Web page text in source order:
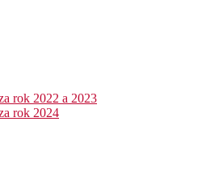
rok 2022 a 2023
rok 2024